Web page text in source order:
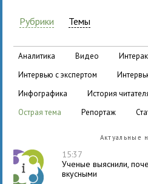
Рубрики Темы
аналитика видео
интервью с экспертом
инфографика
история
острая тема
репортаж
Актуальные
15:37
Ученые выяснили,
вкусными